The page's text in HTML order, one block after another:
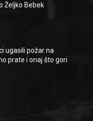
Željko Bebek
ugasili požar na
prate i onaj što gori